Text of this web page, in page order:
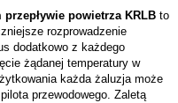
powietrza KRLB to
rozprowadzenie
dodatkowo z każdego
żądanej temperatury w
każda żaluzja może
przewodowego. Zaletą